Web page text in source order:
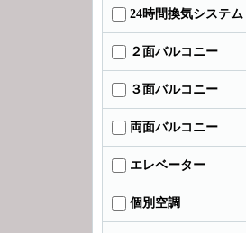
24時間換気システム
２面バルコニー
３面バルコニー
両面バルコニー
エレベーター
個別空調